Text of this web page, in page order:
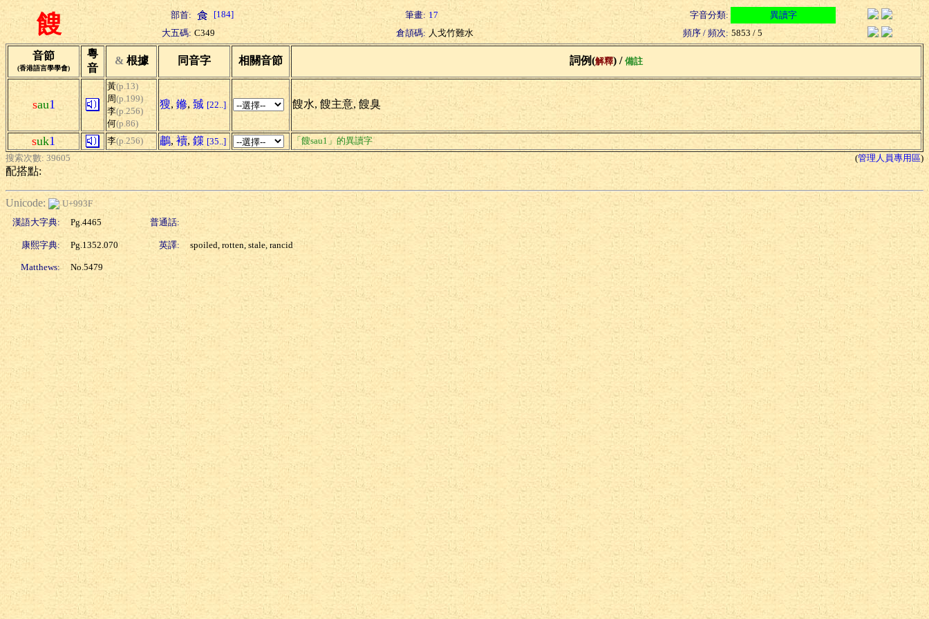
餿 部首: [184] 筆畫: 17 字音分類:
異讀字
大五碼: C349 倉頡碼: 人戈竹難水 頻序 / 頻次: 5853 / 5
音節
(香港語言學學會)
粵
音
& 根據 同音字 相關音節 詞例(解釋) / 備註
sau1
黃(p.13)
周(p.199)
李(p.256)
何(p.86)
獀, 鎀, 臹 [22..] 餿水, 餿主意, 餿臭
suk1 李(p.256) 鷫, 襩, 鏼 [35..]
「餿sau1」的異讀字
搜索次數: 39605
(管理人員專用區)
配搭點:
Unicode:
U+993F
漢語大字典:
Pg.4465 普通話:
康熙字典: Pg.1352.070 英譯: spoiled, rotten, stale, rancid
Matthews: No.5479